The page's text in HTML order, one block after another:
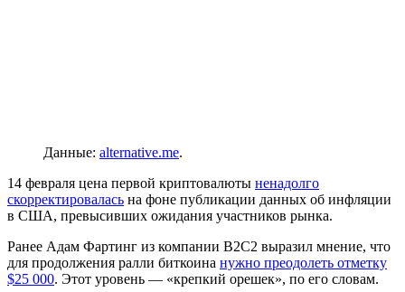
Данные: alternative.me.
14 февраля цена первой криптовалюты ненадолго
скорректировалась на фоне публикации данных об инфляции
в США, превысивших ожидания участников рынка.
Ранее Адам Фартинг из компании B2C2 выразил мнение, что
для продолжения ралли биткоина нужно преодолеть отметку
$25 000. Этот уровень — «крепкий орешек», по его словам.